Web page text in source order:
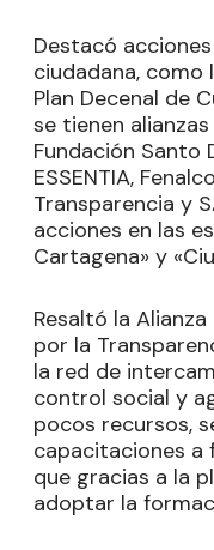
Destacó
ciudadana, como
Plan Decenal de
se tienen
Fundación Santo
ESSENTIA,
Transparencia y
acciones en las
Cartagena» y
Resaltó la
por la
la red de
control social y
pocos recursos,
capacitaciones a
que gracias a la
adoptar la